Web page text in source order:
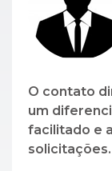
facilitado e
solicitações.